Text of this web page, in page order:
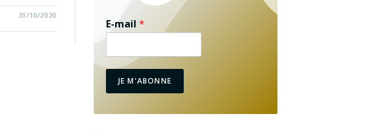
31/10/2020
E-mail *
JE M'ABONNE